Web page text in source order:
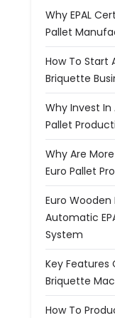
Why EPAL
Pallet
How To Start
Briquette
Why Invest
Pallet
Why Are
Euro Pallet
Euro
Automatic
System
Key
Briquette
How To